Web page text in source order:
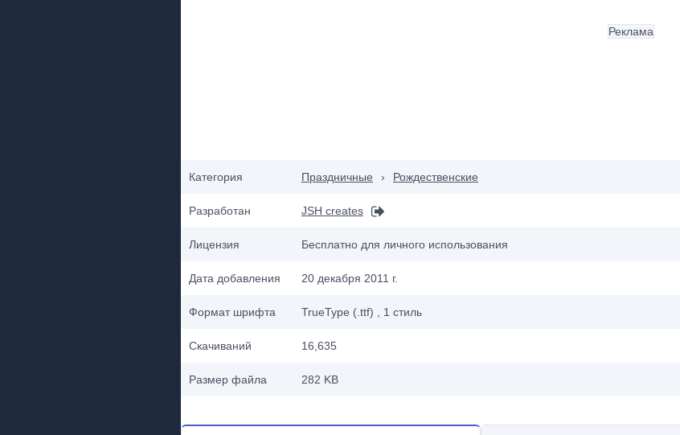
Категория Праздничные › Рождественские
Разработан JSH creates
Лицензия Бесплатно для личного использования
Дата добавления 20 декабря 2011 г.
Формат шрифта TrueType (.ttf) , 1 стиль
Скачиваний 16,635
Размер файла 282 KB
Реклама